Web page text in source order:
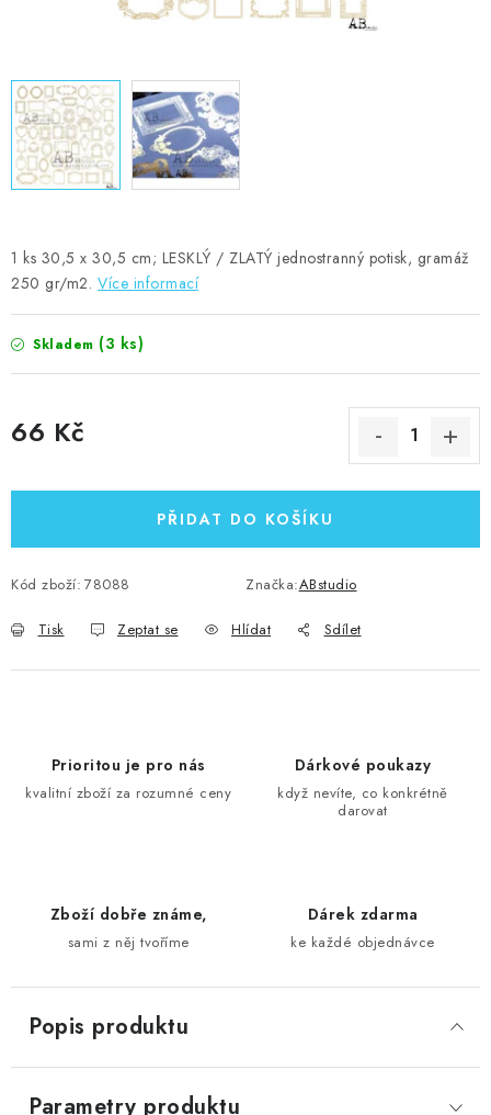
Podmínky ochrany osobních údajů
Ověřování recenzí
1 ks 30,5 x 30,5 cm; LESKLÝ / ZLATÝ jednostranný potisk, gramáž
250 gr/m2. Více informací
Skladem (3 ks)
66 Kč
PŘIDAT DO KOŠÍKU
Kód zboží: 78088 Značka:ABstudio
Tisk Zeptat se Hlídat Sdílet
Prioritou je pro nás
kvalitní zboží za rozumné ceny
Dárkové poukazy
když nevíte, co konkrétně
darovat
Zboží dobře známe,
sami z něj tvoříme
Dárek zdarma
ke každé objednávce
Popis produktu
Parametry produktu